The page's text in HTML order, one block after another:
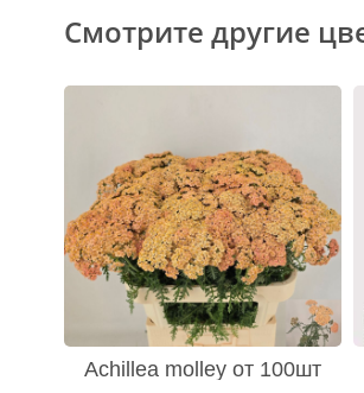
Смотрите другие
Achillea molley от 100шт